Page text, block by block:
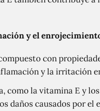
y el
con
y la irritación
como la vitamina E y los
daños causados por el